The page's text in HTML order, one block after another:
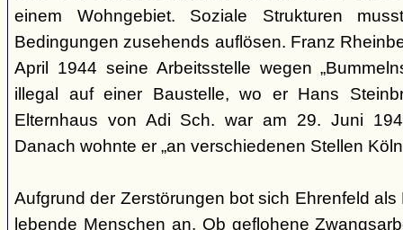
einem Wohngebiet. Soziale Strukturen
Bedingungen zusehends auflösen. Franz
April 1944 seine Arbeitsstelle wegen
illegal auf einer Baustelle, wo er Hans
Elternhaus von Adi Sch. war am 29. Juni
Danach wohnte er „an verschiedenen Stellen
Aufgrund der Zerstörungen bot sich Ehrenfeld
lebende Menschen an. Ob geflohene